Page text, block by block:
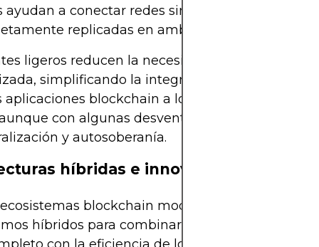
ayudan a conectar redes sin requerir cadenas
replicadas en ambos extremos.
ligeros reducen la necesidad de
simplificando la integración y el uso.
aplicaciones blockchain a los dispositivos del
con algunas desventajas en términos de
y autosoberanía.
híbridas e innovaciones futuras
blockchain modernos están
híbridos para combinar modelos de